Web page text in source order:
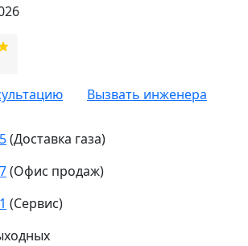
Вызвать инженера
(Доставка газа)
(Офис продаж)
(Сервис)